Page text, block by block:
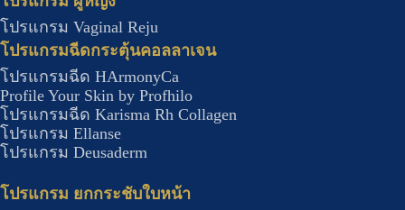
โปรแกรม Vaginal Reju
โปรแกรมฉีดกระตุ้นคอลลาเจน
โปรแกรมฉีด HArmonyCa
Profile Your Skin by Profhilo
โปรแกรมฉีด Karisma Rh Collagen
โปรแกรม Ellanse
โปรแกรม Deusaderm
โปรแกรม ยกกระชับใบหน้า